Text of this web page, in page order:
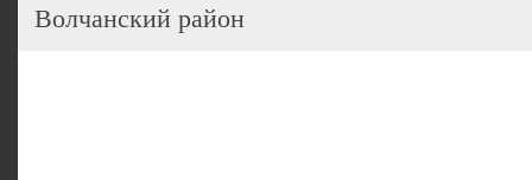
Волчанский район